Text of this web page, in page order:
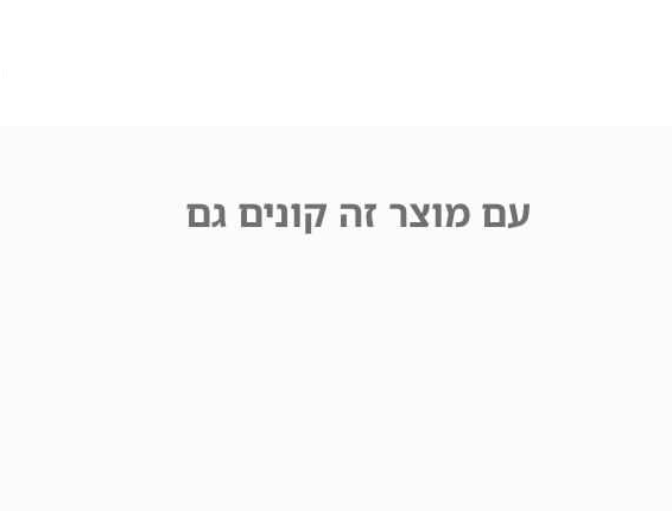
עם מוצר זה קונים גם